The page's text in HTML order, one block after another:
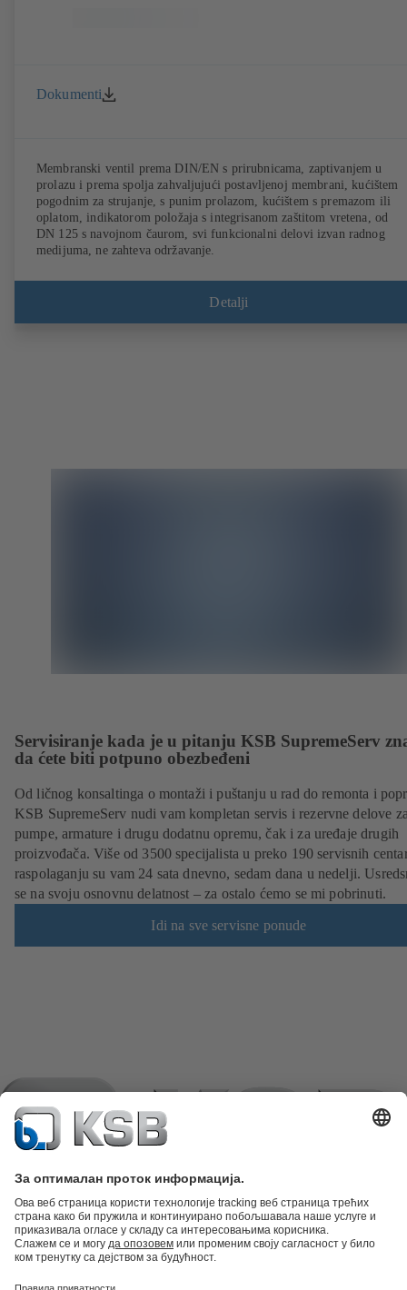
Dokumenti
Membranski ventil prema DIN/EN s prirubnicama, zaptivanjem u
prolazu i prema spolja zahvaljujući postavljenoj membrani, kućištem
pogodnim za strujanje, s punim prolazom, kućištem s premazom ili
oplatom, indikatorom položaja s integrisanom zaštitom vretena, od
DN 125 s navojnom čaurom, svi funkcionalni delovi izvan radnog
medijuma, ne zahteva održavanje.
Detalji
Servisiranje kada je u pitanju KSB SupremeServ
da ćete biti potpuno obezbeđeni
Od ličnog konsaltinga o montaži i puštanju u rad do remonta i
KSB SupremeServ nudi vam kompletan servis i rezervne delove
pumpe, armature i drugu dodatnu opremu, čak i za uređaje drugih
proizvođača. Više od 3500 specijalista u preko 190 servisnih
raspolaganju su vam 24 sata dnevno, sedam dana u nedelji.
se na svoju osnovnu delatnost – za ostalo ćemo se mi pobrinuti.
Idi na sve servisne ponude
Katalog proizvoda Rezervni delovi
stručna znanja